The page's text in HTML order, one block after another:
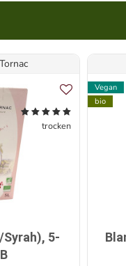
trocken
Syrah), 5-
Vegan
bio